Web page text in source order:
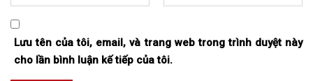
Lưu tên của tôi, email, và trang web trong trình duyệt này
cho lần bình luận kế tiếp của tôi.